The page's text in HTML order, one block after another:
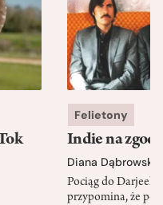
Felietony
Indie na
Diana Dąbrowska
Pociąg do
przypomina, że